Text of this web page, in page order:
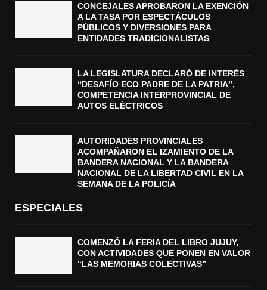
CONCEJALES APROBARON LA EXENCIÓN
A LA TASA POR ESPECTÁCULOS
PÚBLICOS Y DIVERSIONES PARA
ENTIDADES TRADICIONALISTAS
LA LEGISLATURA DECLARÓ DE INTERÉS
“DESAFÍO ECO PADRE DE LA PATRIA”,
COMPETENCIA INTERPROVINCIAL DE
AUTOS ELÉCTRICOS
AUTORIDADES PROVINCIALES
ACOMPAÑARON EL IZAMIENTO DE LA
BANDERA NACIONAL Y LA BANDERA
NACIONAL DE LA LIBERTAD CIVIL EN LA
SEMANA DE LA POLICÍA
ESPECIALES
COMENZÓ LA FERIA DEL LIBRO JUJUY,
CON ACTIVIDADES QUE PONEN EN VALOR
“LAS MEMORIAS COLECTIVAS”